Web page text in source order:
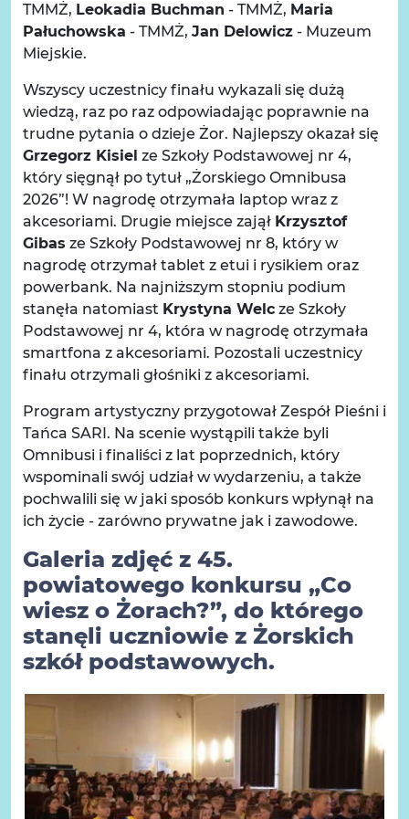
TMMŻ, Leokadia Buchman - TMMŻ, Maria
Pałuchowska - TMMŻ, Jan Delowicz- Muzeum
Miejskie.
Wszyscy uczestnicy finału wykazali się dużą
wiedzą, raz po raz odpowiadając poprawnie na
trudne pytania o dzieje Żor. Najlepszy okazał się
Grzegorz Kisiel ze Szkoły Podstawowej nr 4,
który sięgnął po tytuł „Żorskiego Omnibusa
2026”! W nagrodę otrzymała laptop wraz z
akcesoriami. Drugie miejsce zajął Krzysztof
Gibas ze Szkoły Podstawowej nr 8, który w
nagrodę otrzymał tablet z etui i rysikiem oraz
powerbank. Na najniższym stopniu podium
stanęła natomiast Krystyna Welcze Szkoły
Podstawowej nr 4, która w nagrodę otrzymała
smartfona z akcesoriami. Pozostali uczestnicy
finału otrzymali głośniki z akcesoriami.
Program artystyczny przygotował Zespół Pieśni i
Tańca SARI. Na scenie wystąpili także byli
Omnibusi i finaliści z lat poprzednich, który
wspominali swój udział w wydarzeniu, a także
pochwalili się w jaki sposób konkurs wpłynął na
ich życie - zarówno prywatne jak i zawodowe.
Galeria zdjęć z 45.
powiatowego konkursu „Co
wiesz o Żorach?”, do którego
stanęli uczniowie z Żorskich
szkół podstawowych.